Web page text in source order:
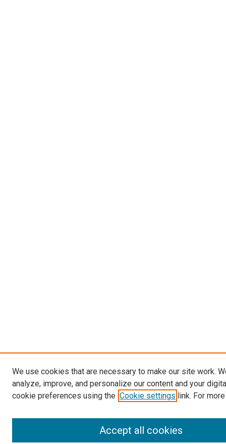
We use cookies that are necessary to make our site work.
analyze, improve, and personalize our content and your
cookie preferences using the Cookie settings link. For
Accept all cookies